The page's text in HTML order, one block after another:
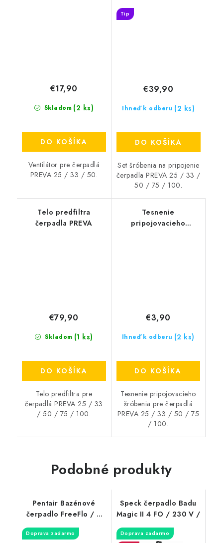
Skladom (2 ks)
€17,90
DO KOŠÍKA
Ventilátor pre čerpadlá
PREVA 25 / 33 / 50.
Tip
Ihneď k odberu (2 ks)
€39,90
DO KOŠÍKA
Set šróbenia na pripojenie
čerpadla PREVA 25 / 33 /
50 / 75 / 100.
Telo predfiltra
čerpadla PREVA
Skladom (1 ks)
€79,90
DO KOŠÍKA
Telo predfiltra pre
čerpadlá PREVA 25 / 33
/ 50 / 75 / 100.
Tesnenie
pripojovacieho
Ihneď k odberu (2 ks)
€3,90
DO KOŠÍKA
Tesnenie pripojovacieho
šróbenia pre čerpadlá
PREVA 25 / 33 / 50 / 75
/ 100.
Podobné produkty
Pentair Bazénové
čerpadlo FreeFlo / 4
Doprava zadarmo
Speck čerpadlo Badu
Magic II 4 FO / 230 V /
Doprava zadarmo